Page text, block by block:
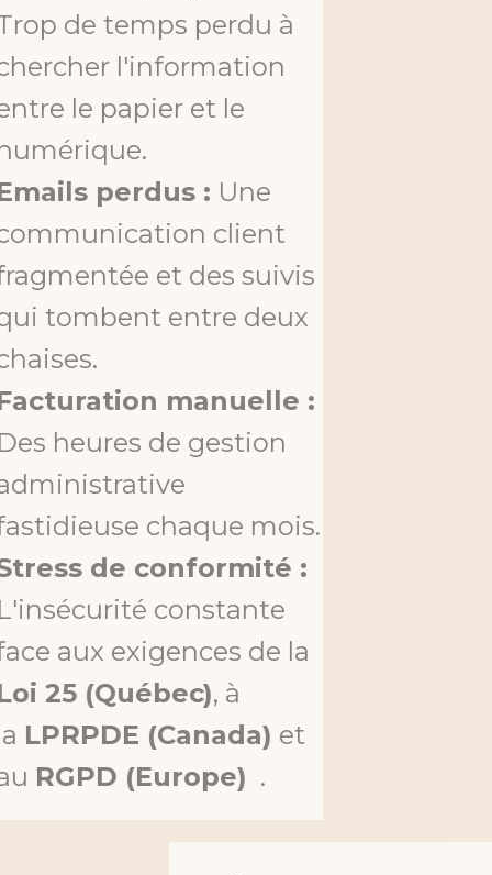
Trop de temps perdu à
chercher l'information
entre le papier et le
numérique.
Emails perdus :
communication client
fragmentée et des suivis
qui tombent entre deux
Facturation manuelle :
Des heures de gestion
administrative
fastidieuse chaque mois.
Stress de conformité :
L'insécurité constante
face aux exigences de la
Loi 25 (Québec)
laLPRPDE (Canada)
auRGPD (Europe)